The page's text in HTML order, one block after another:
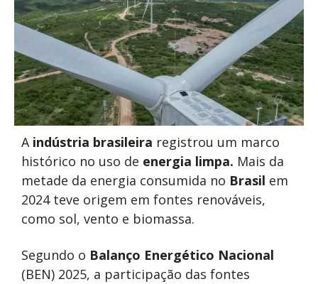
A indústria brasileira registrou um marco
histórico no uso de energia limpa. Mais da
metade da energia consumida no Brasil em
2024 teve origem em fontes renováveis,
como sol, vento e biomassa.
Segundo o Balanço Energético Nacional
(BEN) 2025, a participação das fontes